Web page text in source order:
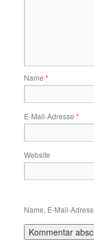
Name *
E-Mail-Adresse *
Website
Name, E-Mail-